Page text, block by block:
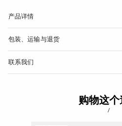
产品详情
包装、运输与退货
联系我们
购物这
/